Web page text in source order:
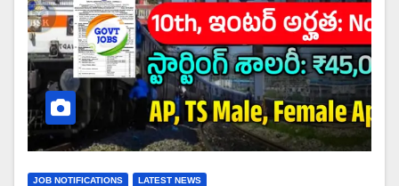
JOB NOTIFICATIONS LATEST NEWS